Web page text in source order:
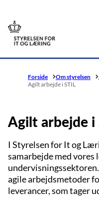
Gå til forsiden
Forside Om styrelsen
Agilt arbejde i STIL
Agilt arbejde i
I Styrelsen for It og
samarbejde med
agile arbejdsmetoder
leverancer, som tager